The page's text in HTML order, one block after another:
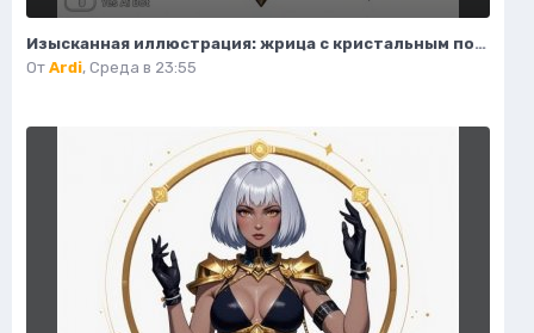
Изысканная иллюстрация: жрица с кристальным посохом и волшебным светом. Нейронная сеть Flux.1
От Ardi, Среда в 23:55